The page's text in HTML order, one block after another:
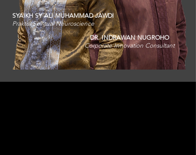
SYAIKH SY ALI MUHAMMAD JAWDI
Praktisi Spiritual Neuroscience
DR. INDRAWAN NUGROHO
Corporate Innovation Consultant